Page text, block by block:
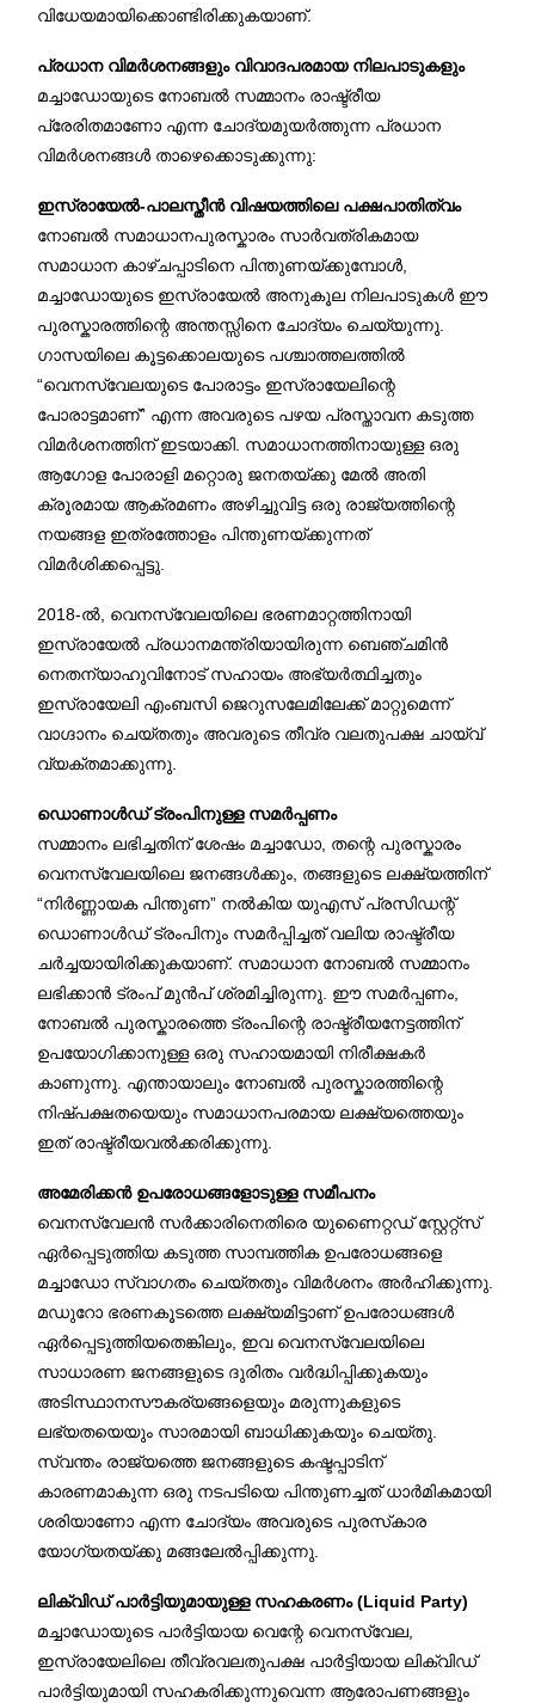
വിധേയമായിക്കൊണ്ടിരിക്കുകയാണ്.
പ്രധാന വിമർശനങ്ങളും വിവാദപരമായ നിലപാടുകളും
മച്ചാഡോയുടെ നോബൽ സമ്മാനം രാഷ്ട്രീയ
പ്രേരിതമാണോ എന്ന ചോദ്യമുയർത്തുന്ന പ്രധാന
വിമർശനങ്ങൾ താഴെക്കൊടുക്കുന്നു:
ഇസ്രായേൽ-പാലസ്തീൻ വിഷയത്തിലെ പക്ഷപാതിത്വം
നോബൽ സമാധാനപുരസ്കാരം സാർവത്രികമായ
സമാധാന കാഴ്ചപ്പാടിനെ പിന്തുണയ്ക്കുമ്പോൾ,
മച്ചാഡോയുടെ ഇസ്രായേൽ അനുകൂല നിലപാടുകൾ ഈ
പുരസ്കാരത്തിന്റെ അന്തസ്സിനെ ചോദ്യം ചെയ്യുന്നു.
ഗാസയിലെ കൂട്ടക്കൊലയുടെ പശ്ചാത്തലത്തിൽ
“വെനസ്വേലയുടെ പോരാട്ടം ഇസ്രായേലിന്റെ
പോരാട്ടമാണ്” എന്ന അവരുടെ പഴയ പ്രസ്താവന കടുത്ത
വിമർശനത്തിന് ഇടയാക്കി. സമാധാനത്തിനായുള്ള ഒരു
ആഗോള പോരാളി മറ്റൊരു ജനതയ്ക്കു മേൽ അതി
ക്രൂരമായ ആക്രമണം അഴിച്ചുവിട്ട ഒരു രാജ്യത്തിന്റെ
നയങ്ങള ഇത്രത്തോളം പിന്തുണയ്ക്കുന്നത്
വിമർശിക്കപ്പെട്ടു.
2018-ൽ, വെനസ്വേലയിലെ ഭരണമാറ്റത്തിനായി
ഇസ്രായേൽ പ്രധാനമന്ത്രിയായിരുന്ന ബെഞ്ചമിൻ
നെതന്യാഹുവിനോട് സഹായം അഭ്യർത്ഥിച്ചതും
ഇസ്രായേലി എംബസി ജെറുസലേമിലേക്ക് മാറ്റുമെന്ന്
വാഗ്ദാനം ചെയ്തതും അവരുടെ തീവ്ര വലതുപക്ഷ ചായ്‌വ്
വ്യക്തമാക്കുന്നു.
ഡൊണാൾഡ് ട്രംപിനുള്ള സമർപ്പണം
സമ്മാനം ലഭിച്ചതിന് ശേഷം മച്ചാഡോ, തന്റെ പുരസ്കാരം
വെനസ്വേലയിലെ ജനങ്ങൾക്കും, തങ്ങളുടെ ലക്ഷ്യത്തിന്
“നിർണ്ണായക പിന്തുണ” നൽകിയ യുഎസ് പ്രസിഡന്റ്
ഡൊണാൾഡ് ട്രംപിനും സമർപ്പിച്ചത് വലിയ രാഷ്ട്രീയ
ചർച്ചയായിരിക്കുകയാണ്. സമാധാന നോബൽ സമ്മാനം
ലഭിക്കാൻ ട്രംപ് മുൻപ് ശ്രമിച്ചിരുന്നു. ഈ സമർപ്പണം,
നോബൽ പുരസ്കാരത്തെ ട്രംപിന്റെ രാഷ്ട്രീയനേട്ടത്തിന്
ഉപയോഗിക്കാനുള്ള ഒരു സഹായമായി നിരീക്ഷകർ
കാണുന്നു. എന്തായാലും നോബൽ പുരസ്കാരത്തിന്റെ
നിഷ്പക്ഷതയെയും സമാധാനപരമായ ലക്ഷ്യത്തെയും
ഇത് രാഷ്ട്രീയവൽക്കരിക്കുന്നു.
അമേരിക്കൻ ഉപരോധങ്ങളോടുള്ള സമീപനം
വെനസ്വേലൻ സർക്കാരിനെതിരെ യുണൈറ്റഡ് സ്റ്റേറ്റ്സ്
ഏർപ്പെടുത്തിയ കടുത്ത സാമ്പത്തിക ഉപരോധങ്ങളെ
മച്ചാഡോ സ്വാഗതം ചെയ്തതും വിമർശനം അർഹിക്കുന്നു.
മഡുറോ ഭരണകൂടത്തെ ലക്ഷ്യമിട്ടാണ് ഉപരോധങ്ങൾ
ഏർപ്പെടുത്തിയതെങ്കിലും, ഇവ വെനസ്വേലയിലെ
സാധാരണ ജനങ്ങളുടെ ദുരിതം വർദ്ധിപ്പിക്കുകയും
അടിസ്ഥാനസൗകര്യങ്ങളെയും മരുന്നുകളുടെ
ലഭ്യതയെയും സാരമായി ബാധിക്കുകയും ചെയ്തു.
സ്വന്തം രാജ്യത്തെ ജനങ്ങളുടെ കഷ്ടപ്പാടിന്
കാരണമാകുന്ന ഒരു നടപടിയെ പിന്തുണച്ചത് ധാർമികമായി
ശരിയാണോ എന്ന ചോദ്യം അവരുടെ പുരസ്‌കാര
യോഗ്യതയ്ക്കു മങ്ങലേൽപ്പിക്കുന്നു.
ലിക്വിഡ് പാർട്ടിയുമായുള്ള സഹകരണം (Liquid Party)
മച്ചാഡോയുടെ പാർട്ടിയായ വെന്റേ വെനസ്വേല,
ഇസ്രായേലിലെ തീവ്രവലതുപക്ഷ പാർട്ടിയായ ലിക്വിഡ്
പാർട്ടിയുമായി സഹകരിക്കുന്നുവെന്ന ആരോപണങ്ങളും